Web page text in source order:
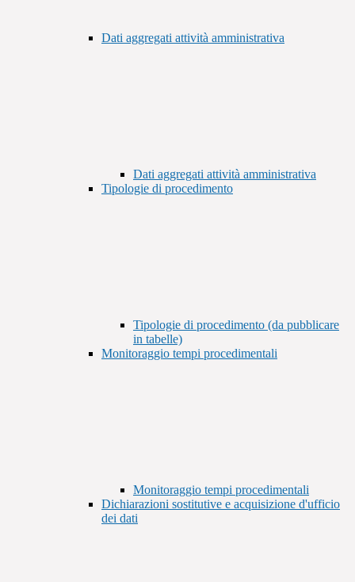
Dati aggregati attività amministrativa
Dati aggregati attività amministrativa
Tipologie di procedimento
Tipologie di procedimento (da pubblicare
in tabelle)
Monitoraggio tempi procedimentali
Monitoraggio tempi procedimentali
Dichiarazioni sostitutive e acquisizione d'ufficio
dei dati